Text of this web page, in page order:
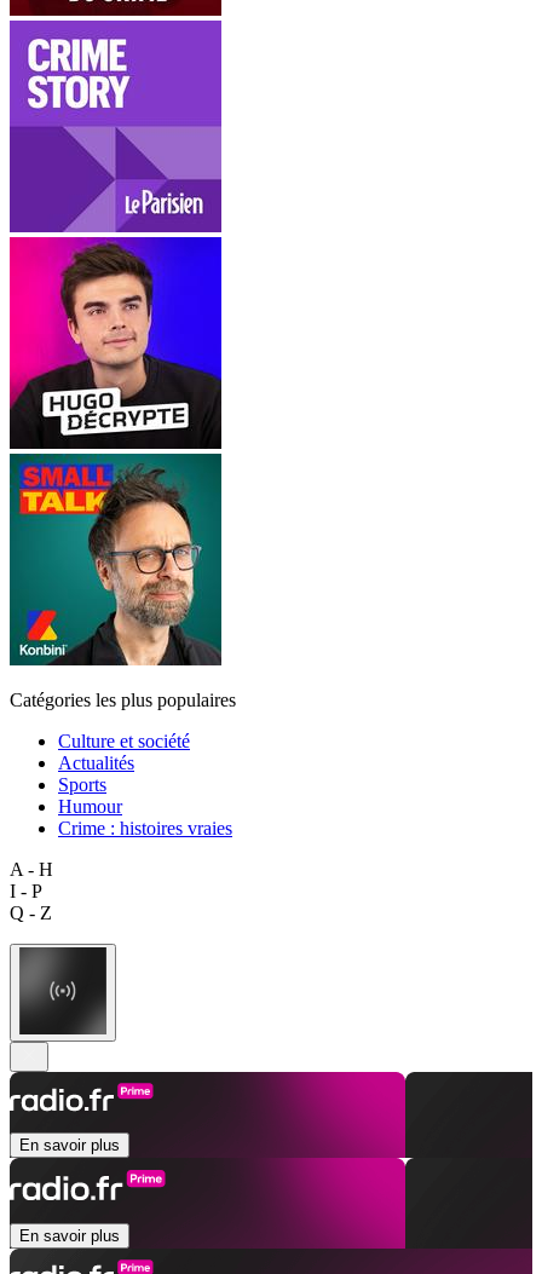
Catégories les plus populaires
Culture et société
Actualités
Sports
Humour
Crime : histoires vraies
A - H
I - P
Q - Z
En savoir plus
En savoir plus